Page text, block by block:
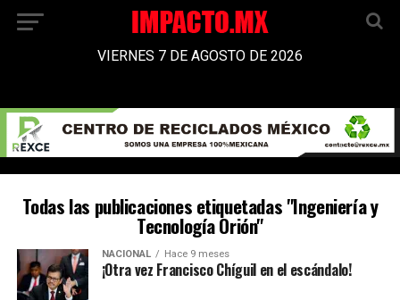
VIERNES 7 DE AGOSTO DE 2026
Todas las publicaciones etiquetadas "Ingeniería y
Tecnología Orión"
NACIONAL Hace 9 meses
¡Otra vez Francisco Chíguil en el escándalo!